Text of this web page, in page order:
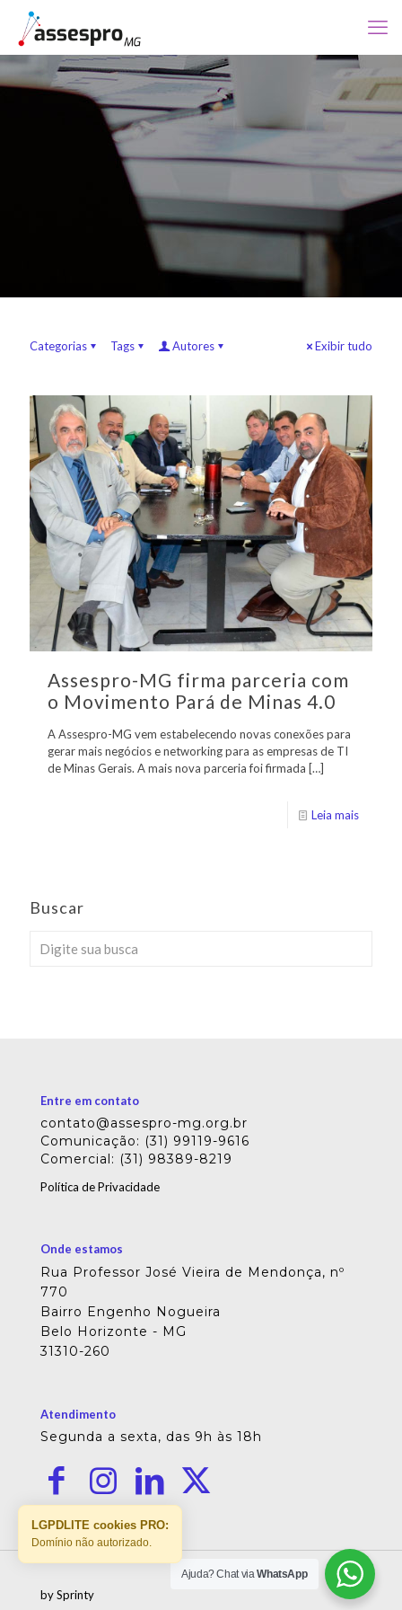
Categorias Tags Autores Exibir tudo
Assespro-MG firma parceria com
o Movimento Pará de Minas 4.0
A Assespro-MG vem estabelecendo novas conexões para
gerar mais negócios e networking para as empresas de TI
de Minas Gerais. A mais nova parceria foi firmada […]
Leia mais
Buscar
Entre em contato
contato@assespro-mg.org.br
Comunicação: (31) 99119-9616
Comercial: (31) 98389-8219
Política de Privacidade
Onde estamos
Rua Professor José Vieira de Mendonça, nº
770
Bairro Engenho Nogueira
Belo Horizonte - MG
31310-260
Atendimento
Segunda a sexta, das 9h às 18h
by Sprinty
Ajuda? Chat viaWhatsApp
LGPDLITE cookies PRO:
Domínio não autorizado.